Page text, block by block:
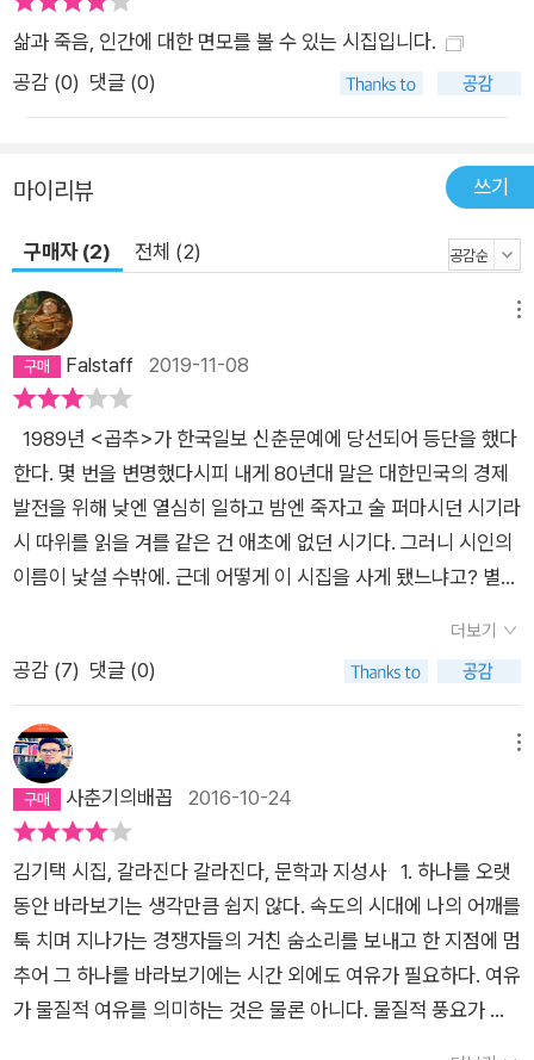
삶과 죽음, 인간에 대한 면모를 볼 수 있는 시집입니다.
공감 (0) 댓글 (0)
마이리뷰 쓰기
구매자 (2) 전체 (2)
Falstaff 2019-11-08
1989년 <곱추>가 한국일보 신춘문예에 당선되어 등단을 했다
한다. 몇 번을 변명했다시피 내게 80년대 말은 대한민국의 경제
발전을 위해 낮엔 열심히 일하고 밤엔 죽자고 술 퍼마시던 시기라
시 따위를 읽을 겨를 같은 건 애초에 없던 시기다. 그러니 시인의
이름이 낯설 수밖에. 근데 어떻게 이 시집을 사게 됐느냐고? 별
이유로 고민 없이 골랐다. 그러나 지금 독후감을 쓰기 위해, 천생
평론가인 오 씨의 시집 해설 읽기는 미루어 두었다. 그의 해설을
할지언정) 절대 쓸 수 없다는 걸 알고 있기 때문이다. 평론가의 글
은 자주 독자의 머릿속에 돌에 새겨놓은 관념으로 작용한다. 시집
을 열면 나오는 첫 번째 시가 <우주인 2>이다.​ 우주인 2 몸무게
에 익사하여 온통 부력만 남은 무중력 하늘에 둥둥 떠다니고 있습
니다. 벌어진 입과 귓구멍 콧구멍에 무한을 가득 채운 채 끝없이
투명한 공기에 매장되어 있습니다. 막힘없이 펼쳐진 하늘에게 목
졸리고 숨구멍 막히고 팔다리 결박되어 우주 쓰레기들과 함께 떠
돌고 있습니다. 놀란 입을 벌리고 눈을 허옇게 뒤집고 있는 공포
더보기
공감 (7) 댓글 (0)
사춘기의배꼽 2016-10-24
김기택 시집, 갈라진다 갈라진다, 문학과 지성사 1. 하나를 오랫
동안 바라보기는 생각만큼 쉽지 않다. 속도의 시대에 나의 어깨를
툭 치며 지나가는 경쟁자들의 거친 숨소리를 보내고 한 지점에 멈
추어 그 하나를 바라보기에는 시간 외에도 여유가 필요하다. 여유
가 물질적 여유를 의미하는 것은 물론 아니다. 물질적 풍요가 정